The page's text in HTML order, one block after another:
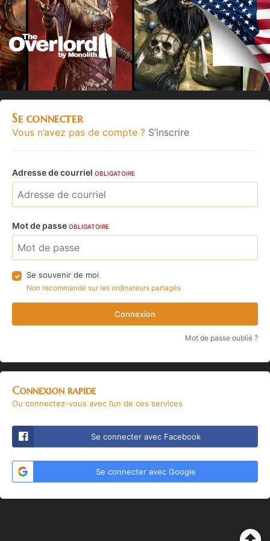
Se connecter
Vous n’avez pas de compte ? S’inscrire
Adresse de courriel OBLIGATOIRE
Mot de passe OBLIGATOIRE
Se souvenir de moi
Non recommandé sur les ordinateurs partagés
Connexion
Mot de passe oublié ?
Connexion rapide
Ou connectez-vous avec l’un de ces services
Se connecter avec Facebook
Se connecter avec Google